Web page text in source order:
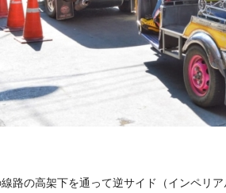
線路の高架下を通って逆サイド（インペリ